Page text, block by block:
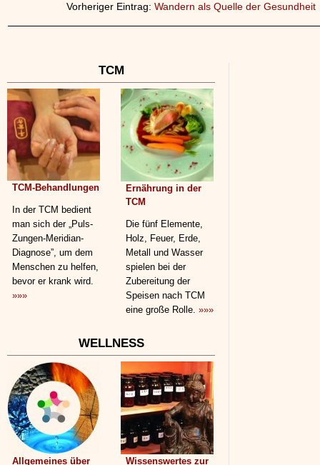
Vorheriger Eintrag: Wandern als Quelle der Gesundheit
TCM
TCM-Behandlungen
In der TCM bedient
man sich der „Puls-
Zungen-Meridian-
Diagnose”, um dem
Menschen zu helfen,
bevor er krank wird.
»»»
Ernährung in der
TCM
Die fünf Elemente,
Holz, Feuer, Erde,
Metall und Wasser
spielen bei der
Zubereitung der
Speisen nach TCM
eine große Rolle. »»»
WELLNESS
Allgemeines über
Wissenswertes zur